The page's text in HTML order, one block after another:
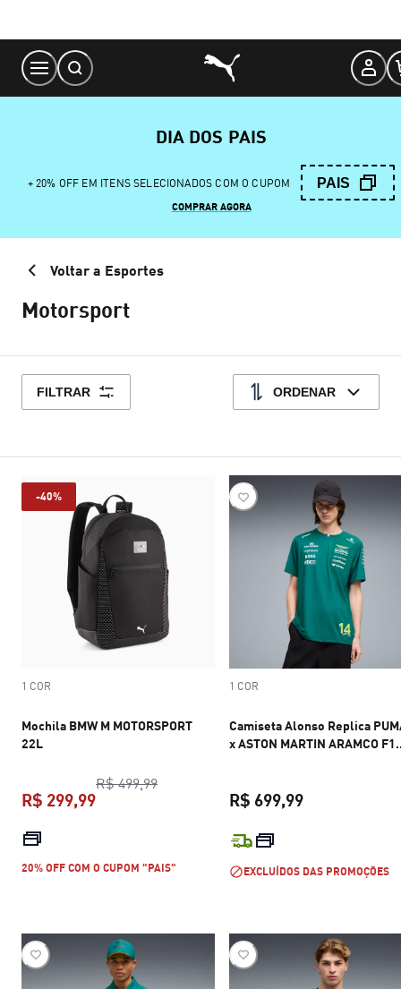
Content
DIA DOS PAIS
+ 20% OFF EM ITENS SELECIONADOS COM O CUPOM PAIS
COMPRAR AGORA
Voltar a Esportes
Motorsport
FILTRAR ORDENAR
-40%
1 COR
Mochila BMW M MOTORSPORT
22L
R$ 499,99preço original R$ 499,99
R$ 299,99
preço atual R$ 299,99
20% OFF COM O CUPOM "PAIS"
1 COR
Camiseta Alonso Replica
x ASTON MARTIN ARAMCO
R$ 699,99
EXCLUÍDOS DAS PROMOÇÕES